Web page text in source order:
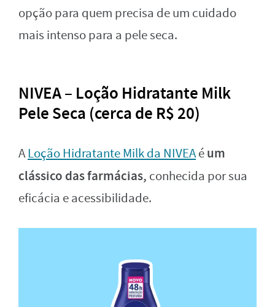
opção para quem precisa de um cuidado
mais intenso para a pele seca.
NIVEA – Loção Hidratante Milk
Pele Seca (cerca de R$ 20)
ALoção Hidratante Milk da NIVEAéum
clássico das farmácias, conhecida por sua
eficácia e acessibilidade.